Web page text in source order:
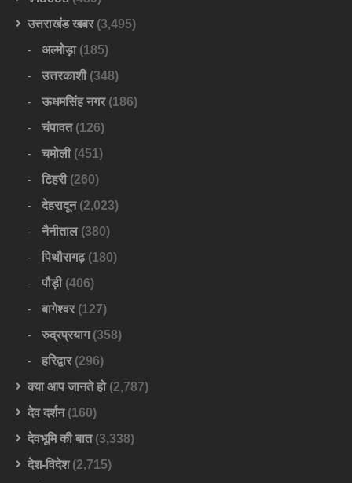
उत्तराखंड खबर(3,495)
अल्मोड़ा(185)
उत्तरकाशी(348)
ऊधमसिंह नगर(186)
चंपावत(126)
चमोली(451)
टिहरी(260)
देहरादून(2,023)
नैनीताल(380)
पिथौरागढ़(180)
पौड़ी(406)
बागेश्वर(127)
रुद्रप्रयाग(358)
हरिद्वार(296)
क्या आप जानते हो(2,787)
देव दर्शन(160)
देवभूमि की बात(3,338)
देश-विदेश(2,715)